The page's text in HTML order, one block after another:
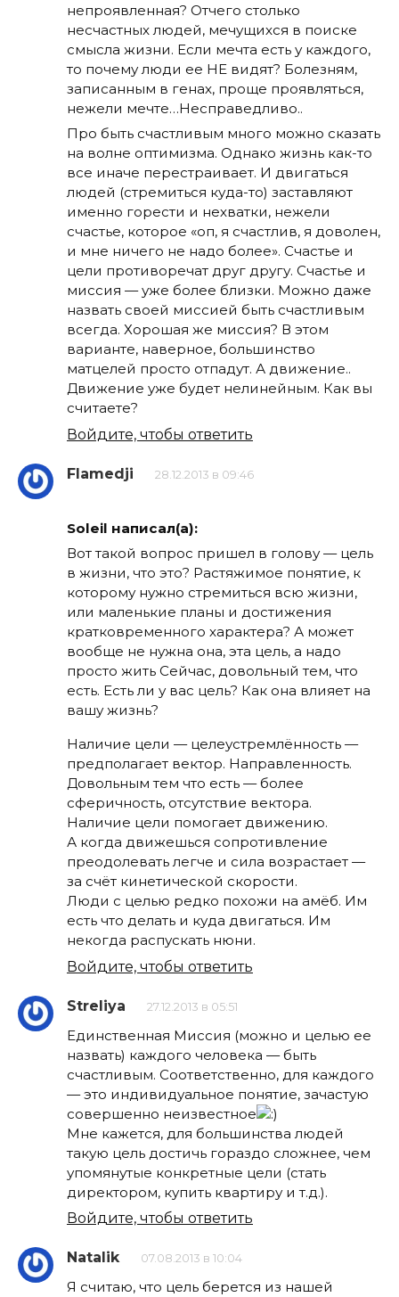
непроявленная? Отчего столько
несчастных людей, мечущихся в поиске
смысла жизни. Если мечта есть у каждого,
то почему люди ее НЕ видят? Болезням,
записанным в генах, проще проявляться,
нежели мечте…Несправедливо..
Про быть счастливым много можно сказать
на волне оптимизма. Однако жизнь как-то
все иначе перестраивает. И двигаться
людей (стремиться куда-то) заставляют
именно горести и нехватки, нежели
счастье, которое «оп, я счастлив, я доволен,
и мне ничего не надо более». Счастье и
цели противоречат друг другу. Счастье и
миссия — уже более близки. Можно даже
назвать своей миссией быть счастливым
всегда. Хорошая же миссия? В этом
варианте, наверное, большинство
матцелей просто отпадут. А движение..
Движение уже будет нелинейным. Как вы
считаете?
Войдите, чтобы ответить
Flamedji 28.12.2013 в 09:46
Soleil написал(а):
Вот такой вопрос пришел в голову — цель
в жизни, что это? Растяжимое понятие, к
которому нужно стремиться всю жизни,
или маленькие планы и достижения
кратковременного характера? А может
вообще не нужна она, эта цель, а надо
просто жить Сейчас, довольный тем, что
есть. Есть ли у вас цель? Как она влияет на
вашу жизнь?
Наличие цели — целеустремлённость —
предполагает вектор. Направленность.
Довольным тем что есть — более
сферичность, отсутствие вектора.
Наличие цели помогает движению.
А когда движешься сопротивление
преодолевать легче и сила возрастает —
за счёт кинетической скорости.
Люди с целью редко похожи на амёб. Им
есть что делать и куда двигаться. Им
некогда распускать нюни.
Войдите, чтобы ответить
Streliya 27.12.2013 в 05:51
Единственная Миссия (можно и целью ее
назвать) каждого человека — быть
счастливым. Соответственно, для каждого
— это индивидуальное понятие, зачастую
совершенно неизвестное
Мне кажется, для большинства людей
такую цель достичь гораздо сложнее, чем
упомянутые конкретные цели (стать
директором, купить квартиру и т.д.).
Войдите, чтобы ответить
Natalik 07.08.2013 в 10:04
Я считаю, что цель берется из нашей